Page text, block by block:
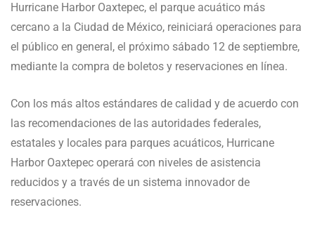
Hurricane Harbor Oaxtepec, el parque acuático más
cercano a la Ciudad de México, reiniciará operaciones para
el público en general, el próximo sábado 12 de septiembre,
mediante la compra de boletos y reservaciones en línea.
Con los más altos estándares de calidad y de acuerdo con
las recomendaciones de las autoridades federales,
estatales y locales para parques acuáticos, Hurricane
Harbor Oaxtepec operará con niveles de asistencia
reducidos y a través de un sistema innovador de
reservaciones.